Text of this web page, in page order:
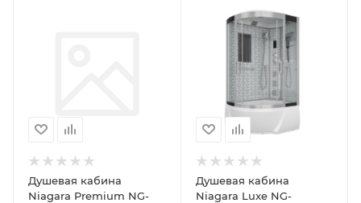
Душевая кабина
Niagara Premium NG-
Душевая кабина
Niagara Luxe NG-